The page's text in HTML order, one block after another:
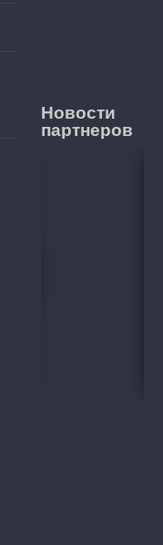
Новости
партнеров